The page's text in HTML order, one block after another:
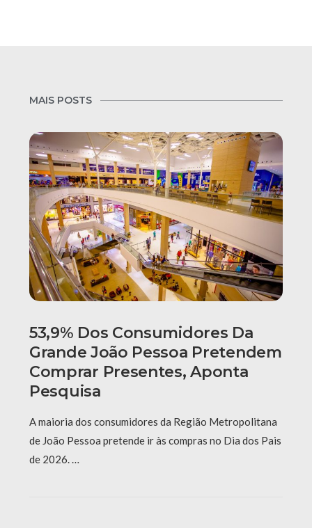
MAIS POSTS
53,9% Dos Consumidores Da
Grande João Pessoa Pretendem
Comprar Presentes, Aponta
Pesquisa
A maioria dos consumidores da Região Metropolitana
de João Pessoa pretende ir às compras no Dia dos Pais
de 2026. …